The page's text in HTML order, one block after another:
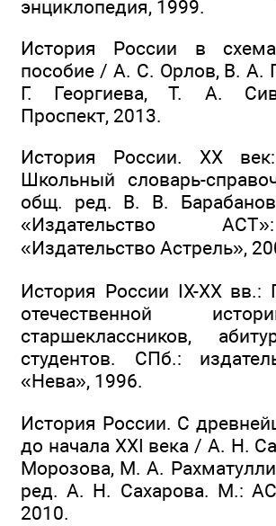
энциклопедия, 1999.
История России в
пособие / А. С. Орлов, B. А.
Г. Георгиева, Т. А.
Проспект, 2013.
История России. XX
Школьный словарь-
общ. ред. В. В.
«Издательство
«Издательство Астрель»,
История России IX-XX вв.:
отечественной
старшеклассников,
студентов. СПб.:
«Нева», 1996.
История России. С
до начала XXI века / А. Н.
Морозова, М. А.
ред. А. Н. Сахарова. М.:
2010.